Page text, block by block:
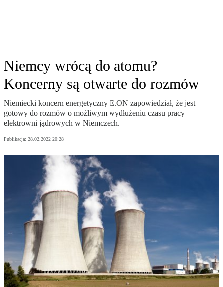
Niemcy wrócą do atomu?
Koncerny są otwarte do rozmów
Niemiecki koncern energetyczny E.ON zapowiedział, że jest
gotowy do rozmów o możliwym wydłużeniu czasu pracy
elektrowni jądrowych w Niemczech.
Publikacja: 28.02.2022 20:28